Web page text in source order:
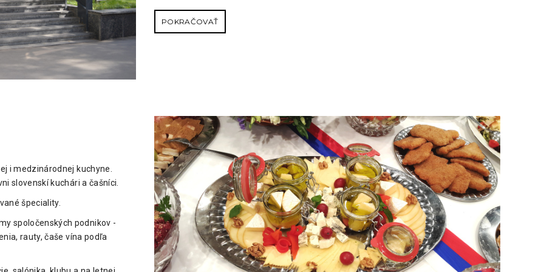
POKRAČOVAŤ
i medzinárodnej kuchyne.
slovenskí kuchári a čašníci.
špeciality.
spoločenských podnikov -
rauty, čaše vína podľa